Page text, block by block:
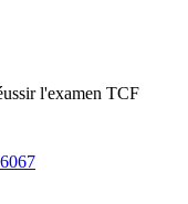
l'examen TCF